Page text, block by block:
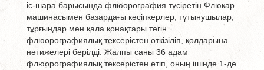
іс-шара барысында флюорография түсіретін Флюкар
машинасымен базардағы кәсіпкерлер, тұтынушылар,
тұрғындар мен қала қонақтары тегін
флюорографиялық тексерістен өткізіліп, қолдарына
нәтижелері берілді. Жалпы саны 36 адам
флюорографиялық тексерістен өтіп, оның ішінде 1-де